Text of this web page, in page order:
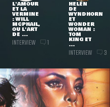
L'AMOUR
ET LA
VERMINE
: WILL
MCPHAIL,
OU L'ART
DE ...
INTERVIEW 1
HELEN
DE
WYNDHORN
ET
WONDER
WOMAN :
TOM
KING ET
...
INTERVIEW 3